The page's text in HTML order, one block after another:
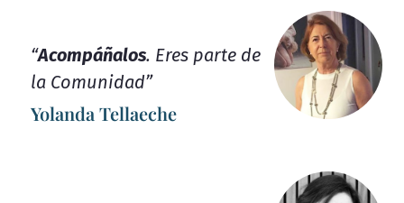
“Acompáñalos. Eres parte de
la Comunidad”
Yolanda Tellaeche